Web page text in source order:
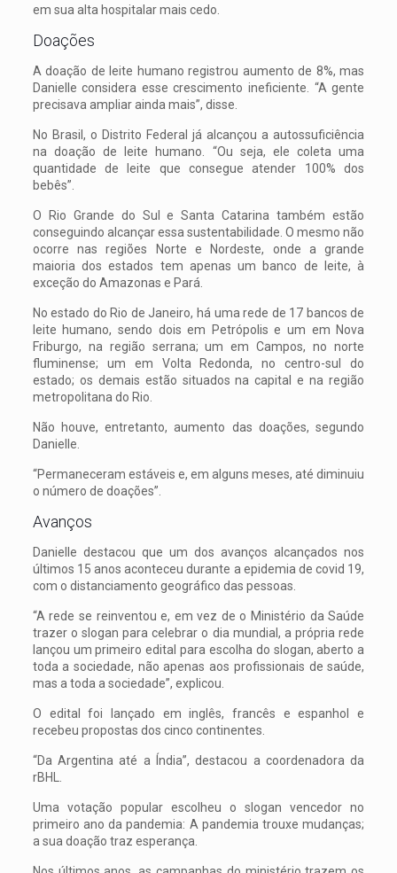
em sua alta hospitalar mais cedo.
Doações
A doação de leite humano registrou aumento de 8%, mas
Danielle considera esse crescimento ineficiente. “A gente
precisava ampliar ainda mais”, disse.
No Brasil, o Distrito Federal já alcançou a autossuficiência
na doação de leite humano. “Ou seja, ele coleta uma
quantidade de leite que consegue atender 100% dos
bebês”.
O Rio Grande do Sul e Santa Catarina também estão
conseguindo alcançar essa sustentabilidade. O mesmo não
ocorre nas regiões Norte e Nordeste, onde a grande
maioria dos estados tem apenas um banco de leite, à
exceção do Amazonas e Pará.
No estado do Rio de Janeiro, há uma rede de 17 bancos de
leite humano, sendo dois em Petrópolis e um em Nova
Friburgo, na região serrana; um em Campos, no norte
fluminense; um em Volta Redonda, no centro-sul do
estado; os demais estão situados na capital e na região
metropolitana do Rio.
Não houve, entretanto, aumento das doações, segundo
Danielle.
“Permaneceram estáveis e, em alguns meses, até diminuiu
o número de doações”.
Avanços
Danielle destacou que um dos avanços alcançados nos
últimos 15 anos aconteceu durante a epidemia de covid 19,
com o distanciamento geográfico das pessoas.
“A rede se reinventou e, em vez de o Ministério da Saúde
trazer o slogan para celebrar o dia mundial, a própria rede
lançou um primeiro edital para escolha do slogan, aberto a
toda a sociedade, não apenas aos profissionais de saúde,
mas a toda a sociedade”, explicou.
O edital foi lançado em inglês, francês e espanhol e
recebeu propostas dos cinco continentes.
“Da Argentina até a Índia”, destacou a coordenadora da
rBHL.
Uma votação popular escolheu o slogan vencedor no
primeiro ano da pandemia: A pandemia trouxe mudanças;
a sua doação traz esperança.